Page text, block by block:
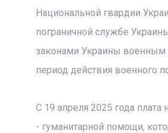
Национальной гвардии
пограничной службе
законами Украины военным
период действия военного
С 19 апреля 2025 года
- гуманитарной помощи,